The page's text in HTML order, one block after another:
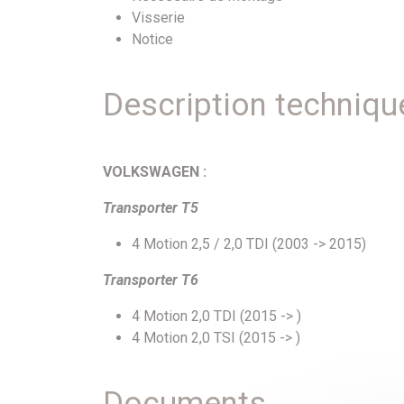
Visserie
Notice
Description
VOLKSWAGEN :
Transporter T5
4 Motion 2,5 / 2,0 TDI (2003 -> 2015)
Transporter T6
4 Motion 2,0 TDI (2015 -> )
4 Motion 2,0 TSI (2015 -> )